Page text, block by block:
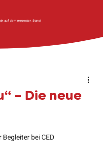
auf dem neuesten Stand
– Die neue
bei CED